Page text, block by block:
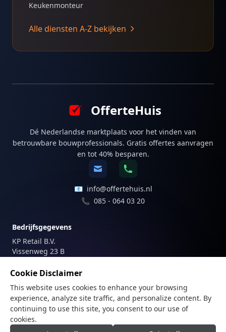
Keukenmonteur
Alle diensten A-Z bekijken
OfferteHuis
Dé Nederlandse marktplaats voor het vinden van
betrouwbare bouwprofessionals. Gratis offertes aanvragen
en tot 40% besparen.
📧 info@offertehuis.nl
📞 085 - 064 03 20
Bedrijfsgegevens
KP Retail B.V.
Vissenweg 23 B
Nederland
Registraties
KvK-nummer: 81747179
BTW-nummer: NL862205487B01
Cookie Disclaimer
This website uses cookies to enhance your browsing
experience, analyze site traffic, and personalize content. By
continuing to use this site, you consent to our use of
cookies.